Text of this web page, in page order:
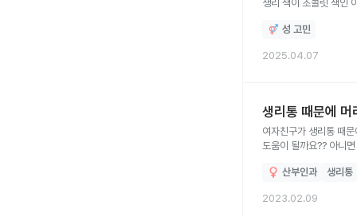
생리 색이 초콜릿 색인
성 고민
2025.04.07
생리통 때문에
여자친구가 생리통 때
산부인과 생리통
2023.02.09